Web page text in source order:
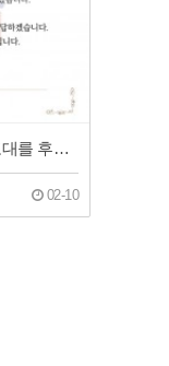
HD건설기계에서 쌀 10kg 30포대를 후원해 주셨습니다!
02-10